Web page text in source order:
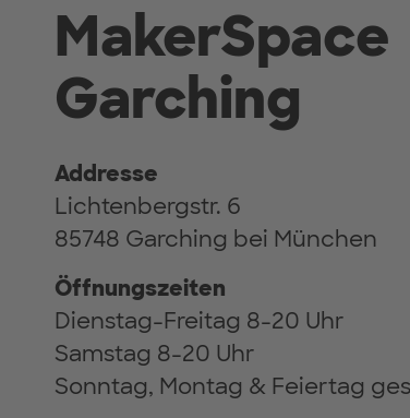
MakerSpace
Garching
Addresse
Lichtenbergstr. 6
85748 Garching bei München
Öffnungszeiten
Dienstag-Freitag 8-20 Uhr
Samstag 8-20 Uhr
Sonntag, Montag & Feiertag